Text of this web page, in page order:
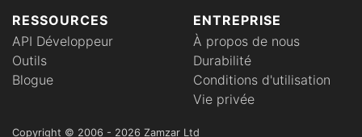
RESSOURCES
API Développeur
Outils
Blogue
ENTREPRISE
À propos de nous
Durabilité
Conditions d'utilisation
Vie privée
Copyright © 2006 - 2026 Zamzar Ltd